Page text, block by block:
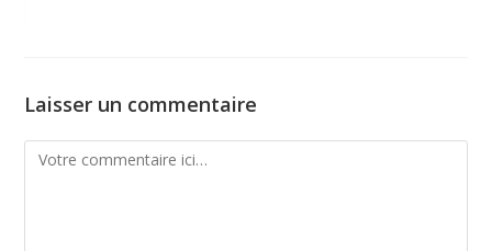
Laisser un commentaire